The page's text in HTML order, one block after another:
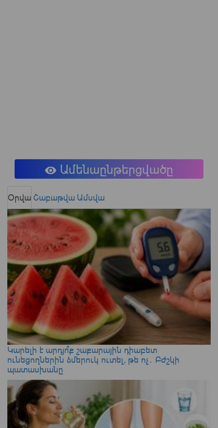
Ամենաընթերցվածը
Օրվա Շաբաթվա Ամսվա
Կարելի է արդյո՞ք շաքարային դիաբետ
ունեցողներին ձմերուկ ուտել, թե ոչ․ Բժշկի
պատասխանը